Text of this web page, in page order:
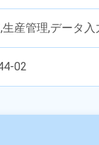
生産管理,データ入
02